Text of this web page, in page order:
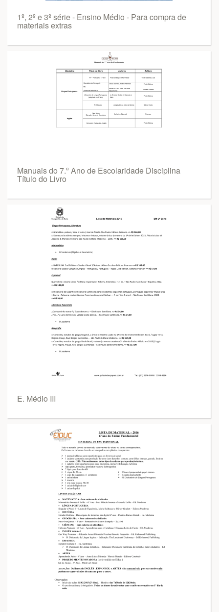
1º, 2º e 3º série - Ensino Médio - Para compra de
materiais extras
Manuais do 7.º Ano de Escolaridade Disciplina
Título do Livro
E. Médio III